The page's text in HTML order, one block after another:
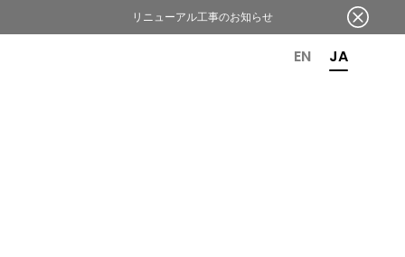
EN JA
リニューアル工事のお知らせ
OR 6TH ANNIVERSARY